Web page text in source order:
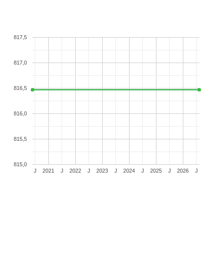
2021 2022 2023 2024 2025 2026
J J J J J J J
815,0
815,5
816,0
816,5
817,0
817,5